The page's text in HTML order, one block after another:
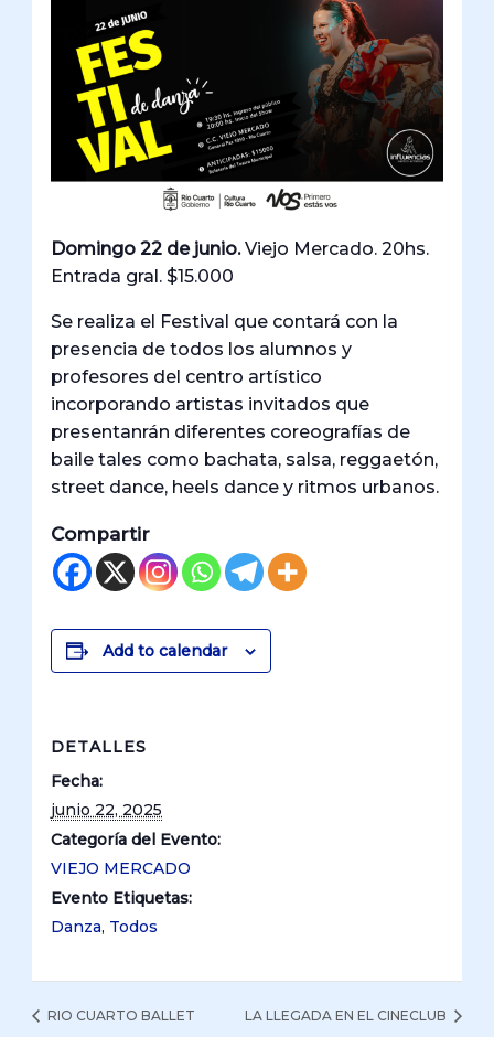
Domingo 22 de junio.Viejo Mercado. 20hs.
Entrada gral. $15.000
Se realiza el Festival que contará con la
presencia de todos los alumnos y
profesores del centro artístico
incorporando artistas invitados que
presentanrán diferentes coreografías de
baile tales como bachata, salsa, reggaetón,
street dance, heels dance y ritmos urbanos.
Compartir
Add to calendar
DETALLES
Fecha:
junio 22, 2025
Categoría del Evento:
VIEJO MERCADO
Evento Etiquetas:
Danza, Todos
RIO CUARTO BALLET LA LLEGADA EN EL CINECLUB